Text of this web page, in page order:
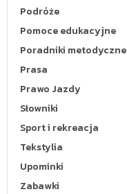
Podróże
Pomoce edukacyjne
Poradniki metodyczne
Prasa
Prawo Jazdy
Słowniki
Sport i rekreacja
Tekstylia
Upominki
Zabawki